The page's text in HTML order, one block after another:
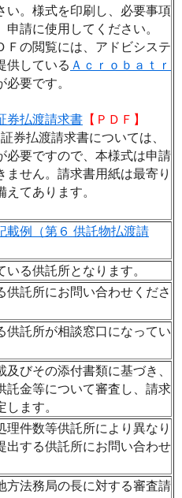
い。様式を印刷し
必要事項
申請に使用してください。
Ｆの閲覧には
アドビシステ
供している Ａｃｒｏｂａｔｒ
必要です。
券払渡請求書 【ＰＤＦ】
券払渡請求書については
必要ですので
本様式は申請
ません。請求書用紙は最寄り
えてあります。
載例（第６ 供託物払渡請
いる供託所となります。
供託所にお問い合わせくださ
供託所が相談窓口になってい
及びその添付書類に基づき
託金等について審査し
請求
ます。
理件数等供託所により異なり
出する供託所にお問い合わせ
方法務局の長に対する審査請